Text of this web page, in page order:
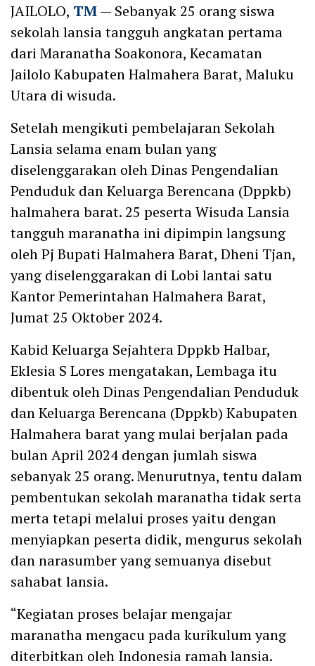
JAILOLO, TM— Sebanyak 25 orang siswa
sekolah lansia tangguh angkatan pertama
dari Maranatha Soakonora, Kecamatan
Jailolo Kabupaten Halmahera Barat, Maluku
Utara di wisuda.
Setelah mengikuti pembelajaran Sekolah
Lansia selama enam bulan yang
diselenggarakan oleh Dinas Pengendalian
Penduduk dan Keluarga Berencana (Dppkb)
halmahera barat. 25 peserta Wisuda Lansia
tangguh maranatha ini dipimpin langsung
oleh Pj Bupati Halmahera Barat, Dheni Tjan,
yang diselenggarakan di Lobi lantai satu
Kantor Pemerintahan Halmahera Barat,
Jumat 25 Oktober 2024.
Kabid Keluarga Sejahtera Dppkb Halbar,
Eklesia S Lores mengatakan, Lembaga itu
dibentuk oleh Dinas Pengendalian Penduduk
dan Keluarga Berencana (Dppkb) Kabupaten
Halmahera barat yang mulai berjalan pada
bulan April 2024 dengan jumlah siswa
sebanyak 25 orang. Menurutnya, tentu dalam
pembentukan sekolah maranatha tidak serta
merta tetapi melalui proses yaitu dengan
menyiapkan peserta didik, mengurus sekolah
dan narasumber yang semuanya disebut
sahabat lansia.
“Kegiatan proses belajar mengajar
maranatha mengacu pada kurikulum yang
diterbitkan oleh Indonesia ramah lansia.